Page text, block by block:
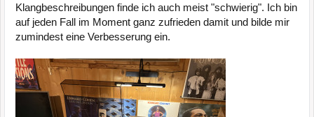
Klangbeschreibungen finde ich auch meist "schwierig". Ich bin
auf jeden Fall im Moment ganz zufrieden damit und bilde mir
zumindest eine Verbesserung ein.